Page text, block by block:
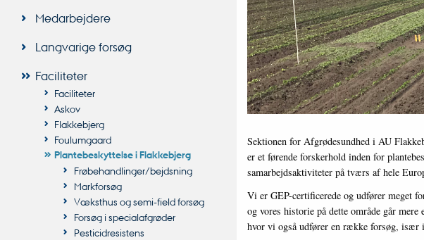
Medarbejdere
Langvarige forsøg
Faciliteter
Faciliteter
Askov
Flakkebjerg
Foulumgaard
Plantebeskyttelse i Flakkebjerg
Frøbehandlinger/bejdsning
Markforsøg
Væksthus og semi-field forsøg
Forsøg i specialafgrøder
Pesticidresistens
Sektionen for Afgrødesundhed i AU
er et førende forskerhold inden for
samarbejdsaktiviteter på tværs af hele
Vi er GEP-certificerede og udfører meget
og vores historie på dette område går
hvor vi også udfører en række forsøg, især